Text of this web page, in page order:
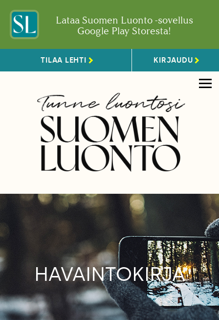
Lataa Suomen Luonto -sovellus
Google Play Storesta!
TILAA LEHTI KIRJAUDU
HAVAINTOKIRJA